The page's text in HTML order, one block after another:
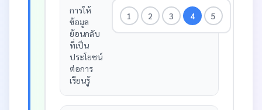
การให้
ข้อมูล
ย้อนกลับ
ที่เป็น
ประโยชน์
ต่อการ
เรียนรู้
1 2 3 4 5